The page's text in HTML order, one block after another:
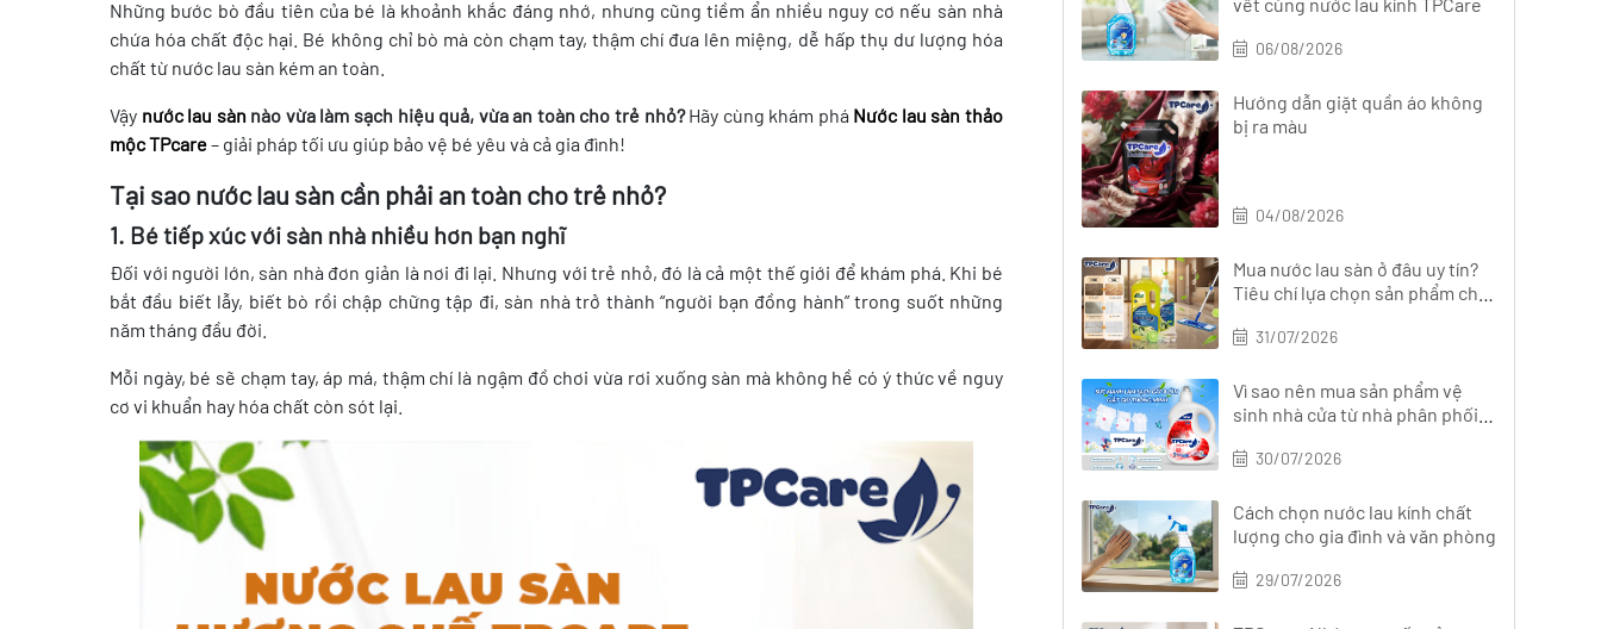
Những bước bò đầu tiên của bé là khoảnh khắc đáng nhớ, nhưng cũng tiềm ẩn nhiều nguy cơ nếu sàn nhà
chứa hóa chất độc hại. Bé không chỉ bò mà còn chạm tay, thậm chí đưa lên miệng, dễ hấp thụ dư lượng hóa
chất từ nước lau sàn kém an toàn.
Vậy nước lau sànnào vừa làm sạch hiệu quả, vừa an toàn cho trẻ nhỏ?Hãy cùng khám phá Nước lau sàn thảo
mộc TPcare– giải pháp tối ưu giúp bảo vệ bé yêu và cả gia đình!
Tại sao nước lau sàn cần phải an toàn cho trẻ nhỏ?
1. Bé tiếp xúc với sàn nhà nhiều hơn bạn nghĩ
Đối với người lớn, sàn nhà đơn giản là nơi đi lại. Nhưng với trẻ nhỏ, đó là cả một thế giới để khám phá. Khi bé
bắt đầu biết lẫy, biết bò rồi chập chững tập đi, sàn nhà trở thành “người bạn đồng hành” trong suốt những
năm tháng đầu đời.
Mỗi ngày, bé sẽ chạm tay, áp má, thậm chí là ngậm đồ chơi vừa rơi xuống sàn mà không hề có ý thức về nguy
cơ vi khuẩn hay hóa chất còn sót lại.
06/08/2026
Hướng dẫn giặt quần áo không
bị ra màu
04/08/2026
Mua nước lau sàn ở đâu uy tín?
Tiêu chí lựa chọn sản phẩm chất
31/07/2026
Vì sao nên mua sản phẩm vệ
sinh nhà cửa từ nhà phân phối
30/07/2026
Cách chọn nước lau kính chất
lượng cho gia đình và văn phòng
29/07/2026